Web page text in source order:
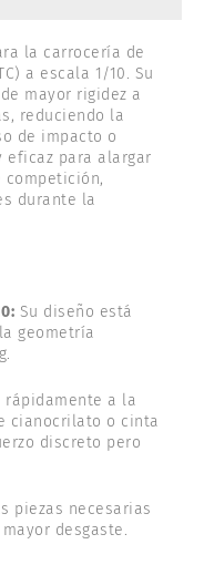
la carrocería de
a escala 1/10. Su
mayor rigidez a
reduciendo la
de impacto o
eficaz para alargar
durante la
Su diseño está
geometría
rápidamente a la
cianocrilato o cinta
discreto pero
piezas necesarias
desgaste.